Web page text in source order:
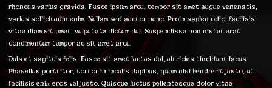
rhoncus varius gravida. Fusce ipsum arcu, tempor sit amet augue venenatis,
varius sollicitudin enim. Nullam sed auctor nunc. Proin sapien odio, facilisis
vitae diam sit amet, vulputate dictum dui. Suspendisse non nisl et erat
condimentum tempor ac sit amet arcu.
Duis et sagittis felis. Fusce sit amet luctus dui, ultricies tincidunt lacus.
Phasellus porttitor, tortor in iaculis dapibus, quam nisi hendrerit justo, ut
facilisis enim eros vel justo. Quisque luctus pellentesque dolor vitae